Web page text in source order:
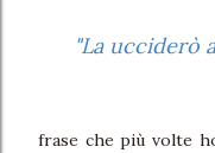
"La ucciderò
frase che più volte